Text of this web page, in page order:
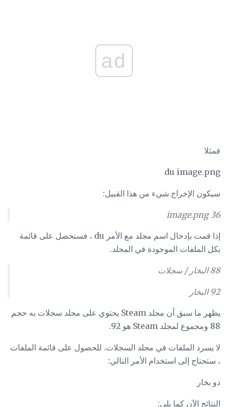
ad
فمثلا
du image.png
سيكون الإخراج شيء من هذا القبيل:
36 image.png
إذا قمت بإدخال اسم مجلد مع الأمر du ، فستحصل على قائمة
بكل الملفات الموجودة في المجلد.
88 البخار / سجلات
92 البخار
يظهر ما سبق أن مجلد Steam يحتوي على مجلد سجلات به حجم
88 ومجموع لمجلد Steam هو 92.
لا يسرد الملفات في مجلد السجلات. للحصول على قائمة الملفات
، ستحتاج إلى استخدام الأمر التالي:
دو بخار
النتائج الآن كما يلي: